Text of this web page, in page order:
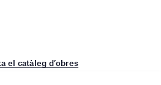
el catàleg d’obres